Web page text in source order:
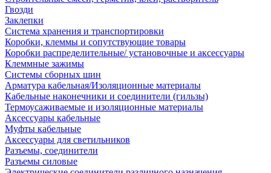
Гвозди
Заклепки
Система хранения и транспортировки
Коробки, клеммы и сопутствующие товары
Коробки распределительные/ установочные и аксессуары
Клеммные зажимы
Системы сборных шин
Арматура кабельная/Изоляционные материалы
Кабельные наконечники и соединители (гильзы)
Термоусаживаемые и изоляционные материалы
Аксессуары кабельные
Муфты кабельные
Аксессуары для светильников
Разъемы, соединители
Разъемы силовые